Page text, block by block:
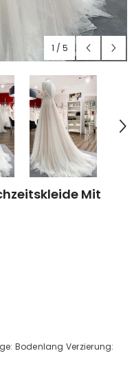
1 / 5
Mit
Bodenlang Verzierung: